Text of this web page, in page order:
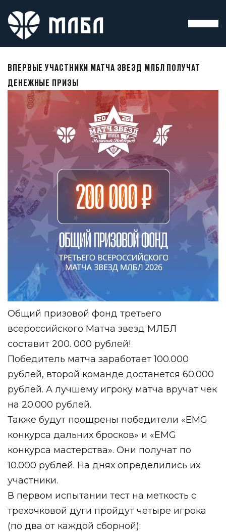
ВПЕРВЫЕ УЧАСТНИКИ МАТЧА ЗВЕЗД МЛБЛ ПОЛУЧАТ
ДЕНЕЖНЫЕ ПРИЗЫ
Общий призовой фонд третьего
всероссийского Матча звезд МЛБЛ
составит 200. 000 рублей!
Победитель матча заработает 100.000
рублей, второй команде достанется 60.000
рублей. А лучшему игроку матча вручат чек
на 20.000 рублей.
Также будут поощрены победители «EMG
конкурса дальних бросков» и «EMG
конкурса мастерства». Они получат по
10.000 рублей. На днях определились их
участники.
В первом испытании тест на меткость с
трехочковой дуги пройдут четыре игрока
(по два от каждой сборной):